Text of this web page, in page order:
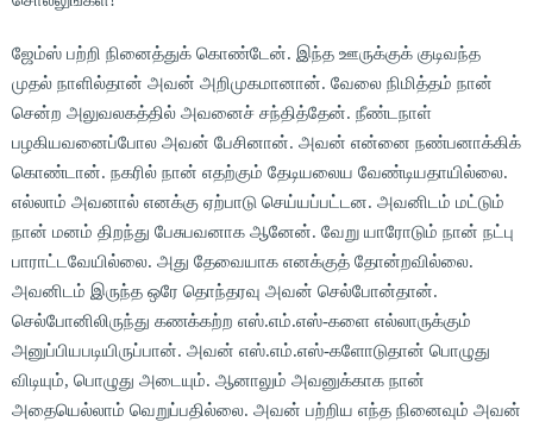
ஜேம்ஸ் பற்றி நினைத்துக் கொண்டேன். இந்த ஊருக்குக் குடிவந்த
முதல் நாளில்தான் அவன் அறிமுகமானான். வேலை நிமித்தம் நான்
சென்ற அலுவலகத்தில் அவனைச் சந்தித்தேன். நீண்டநாள்
பழகியவனைப்போல அவன் பேசினான். அவன் என்னை நண்பனாக்கிக்
கொண்டான். நகரில் நான் எதற்கும் தேடியலைய வேண்டியதாயில்லை.
எல்லாம் அவனால் எனக்கு ஏற்பாடு செய்யப்பட்டன. அவனிடம் மட்டும்
நான் மனம் திறந்து பேசுபவனாக ஆனேன். வேறு யாரோடும் நான் நட்பு
பாராட்டவேயில்லை. அது தேவையாக எனக்குத் தோன்றவில்லை.
அவனிடம் இருந்த ஒரே தொந்தரவு அவன் செல்போன்தான்.
செல்போனிலிருந்து கணக்கற்ற எஸ்.எம்.எஸ்-களை எல்லாருக்கும்
அனுப்பியபடியிருப்பான். அவன் எஸ்.எம்.எஸ்-களோடுதான் பொழுது
விடியும், பொழுது அடையும். ஆனாலும் அவனுக்காக நான்
அதையெல்லாம் வெறுப்பதில்லை. அவன் பற்றிய எந்த நினைவும் அவன்